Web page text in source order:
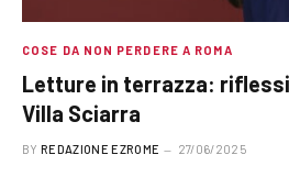
COSE DA NON PERDERE A ROMA
Letture in terrazza:
Villa Sciarra
BY REDAZIONE EZROME 27/06/2025